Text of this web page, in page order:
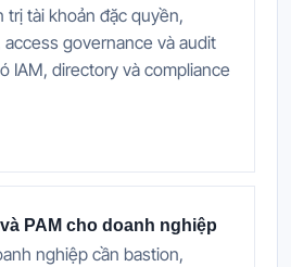
trị tài khoản đặc quyền,
governance và audit
IAM, directory và compliance
PAM cho doanh nghiệp
nghiệp cần bastion,